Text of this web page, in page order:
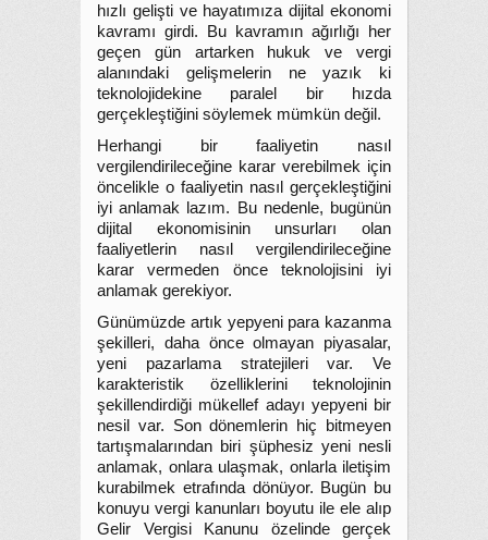
hızlı gelişti ve hayatımıza dijital ekonomi
kavramı girdi. Bu kavramın ağırlığı her
geçen gün artarken hukuk ve vergi
alanındaki gelişmelerin ne yazık ki
teknolojidekine paralel bir hızda
gerçekleştiğini söylemek mümkün değil.
Herhangi bir faaliyetin nasıl
vergilendirileceğine karar verebilmek için
öncelikle o faaliyetin nasıl gerçekleştiğini
iyi anlamak lazım. Bu nedenle, bugünün
dijital ekonomisinin unsurları olan
faaliyetlerin nasıl vergilendirileceğine
karar vermeden önce teknolojisini iyi
anlamak gerekiyor.
Günümüzde artık yepyeni para kazanma
şekilleri, daha önce olmayan piyasalar,
yeni pazarlama stratejileri var. Ve
karakteristik özelliklerini teknolojinin
şekillendirdiği mükellef adayı yepyeni bir
nesil var. Son dönemlerin hiç bitmeyen
tartışmalarından biri şüphesiz yeni nesli
anlamak, onlara ulaşmak, onlarla iletişim
kurabilmek etrafında dönüyor. Bugün bu
konuyu vergi kanunları boyutu ile ele alıp
Gelir Vergisi Kanunu özelinde gerçek